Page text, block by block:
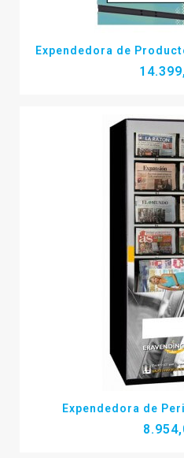
Más
Más
Expendedora de